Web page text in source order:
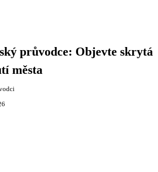
průvodce: Objevte skrytá
města